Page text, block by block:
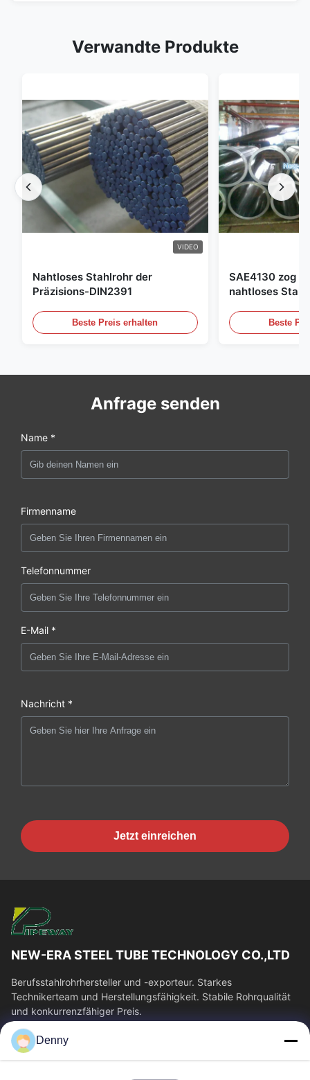
Verwandte Produkte
VIDEO
Nahtloses Stahlrohr der
Präzisions-DIN2391
Beste Preis erhalten
SAE4130 zog
nahtloses
Beste
Anfrage senden
Name *
Firmenname
Telefonnummer
E-Mail *
Nachricht *
Jetzt einreichen
NEW-ERA STEEL TUBE TECHNOLOGY CO.,LTD
Berufsstahlrohrhersteller und -exporteur. Starkes
Technikerteam und Herstellungsfähigkeit. Stabile Rohrqualität
und konkurrenzfähiger Preis.
Schnelllinks
Haus
Über Uns
Denny